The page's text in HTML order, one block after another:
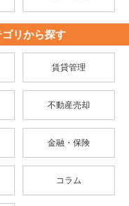
リから探す
賃貸管理
不動産売却
金融・保険
コラム